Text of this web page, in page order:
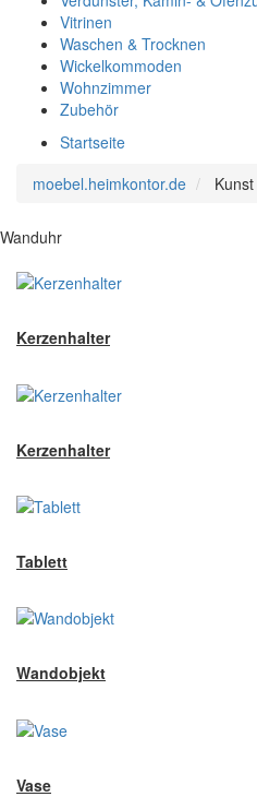
Vitrinen
Waschen & Trocknen
Wickelkommoden
Wohnzimmer
Zubehör
Startseite
moebel.heimkontor.de
Wanduhr
Kerzenhalter
Kerzenhalter
Tablett
Wandobjekt
Vase